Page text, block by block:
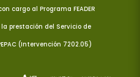
cargo al Programa FEADER
prestación del Servicio de
(Intervención 7202.05)